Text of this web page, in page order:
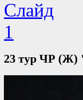
23 тур ЧР (Ж)